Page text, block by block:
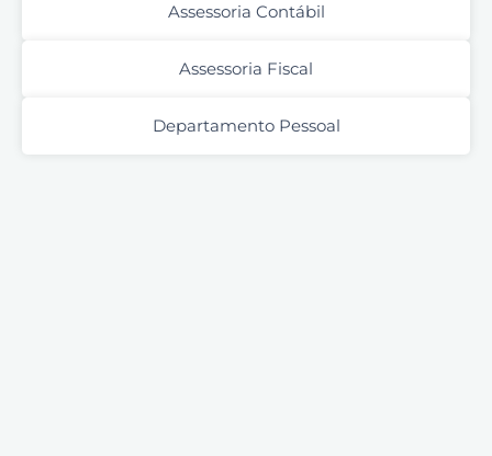
Assessoria Contábil
Assessoria Fiscal
Departamento Pessoal